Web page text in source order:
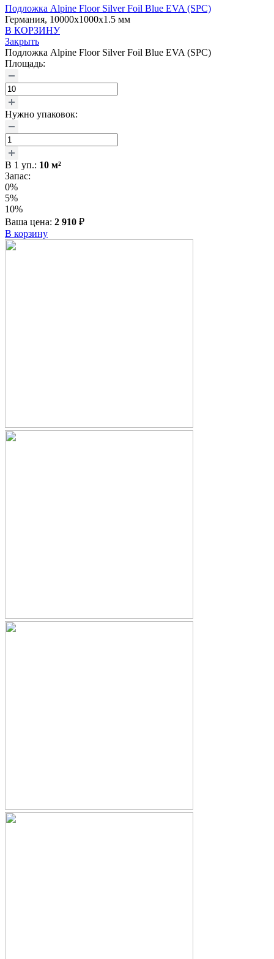
Подложка Alpine Floor Silver Foil Blue EVA (SPC)
Германия, 10000x1000x1.5 мм
В КОРЗИНУ
Закрыть
Подложка Alpine Floor Silver Foil Blue EVA (SPC)
Площадь:
Нужно упаковок:
В 1 уп.: 10 м²
Запас:
0%
5%
10%
Ваша цена: 2 910 ₽
В корзину